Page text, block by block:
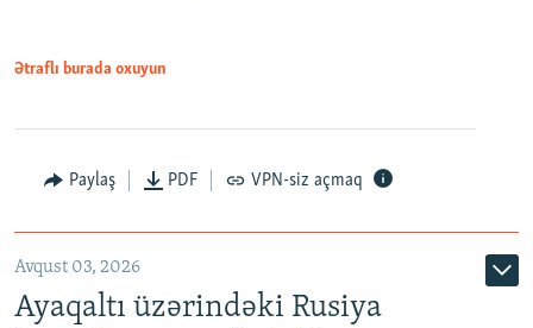
Ətraflı burada oxuyun
Paylaş PDF VPN-siz açmaq
Avqust 03, 2026
Ayaqaltı üzərindəki Rusiya